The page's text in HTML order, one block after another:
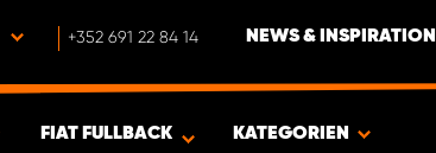
+352 691 22 84 14 NEWS & INSPIRATION
FIAT FULLBACK KATEGORIEN